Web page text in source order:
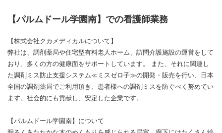
【パルムドール学園南】での看護師業務
【株式会社クカメディカルについて】
弊社は、調剤薬局や住宅型有料老人ホーム、訪問介護施設の運営をして
おり、多くの方の健康面をサポートしています。 また、それに関連し
た調剤ミス防止支援システム≪ミスゼロ子≫の開発・販売を行い、日本
全国の調剤薬局でご利用頂き、患者様への調剤ミスを防ぐべく努めてい
ます。社会的にも貢献し、安定した企業です。
【パルムドール学園南】について